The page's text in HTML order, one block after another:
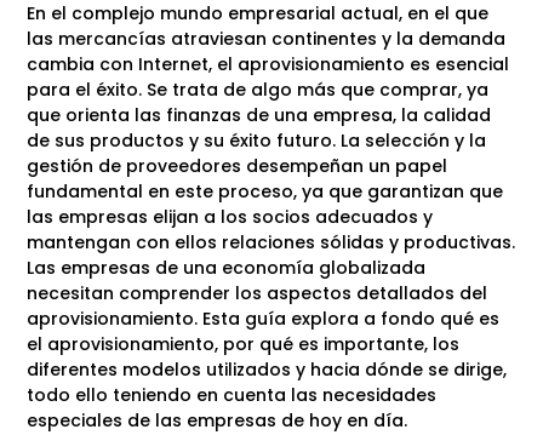
En el complejo mundo empresarial actual, en el que
las mercancías atraviesan continentes y la demanda
cambia con Internet, el aprovisionamiento es esencial
para el éxito. Se trata de algo más que comprar, ya
que orienta las finanzas de una empresa, la calidad
de sus productos y su éxito futuro. La selección y la
gestión de proveedores desempeñan un papel
fundamental en este proceso, ya que garantizan que
las empresas elijan a los socios adecuados y
mantengan con ellos relaciones sólidas y productivas.
Las empresas de una economía globalizada
necesitan comprender los aspectos detallados del
aprovisionamiento. Esta guía explora a fondo qué es
el aprovisionamiento, por qué es importante, los
diferentes modelos utilizados y hacia dónde se dirige,
todo ello teniendo en cuenta las necesidades
especiales de las empresas de hoy en día.